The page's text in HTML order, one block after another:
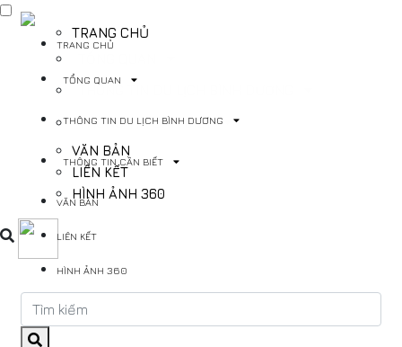
TRANG CHỦ
THÔNG TIN CẦN BIẾT
VĂN BẢN
LIÊN KẾT
HÌNH ẢNH 360
TRANG CHỦ
TỔNG QUAN
THÔNG TIN DU LỊCH BÌNH DƯƠNG
THÔNG TIN CẦN BIẾT
VĂN BẢN
LIÊN KẾT
HÌNH ẢNH 360